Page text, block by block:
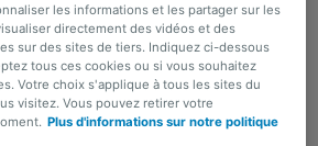
par cette
cotisation spéciale de sécurité
appelée cotisation Wijninckx,​ en
les informations et les partager sur les
directement des vidéos et des
sur des sites de tiers. Indiquez ci-dessous
tous ces cookies ou si vous souhaitez
Votre choix s'applique à tous les sites du
visitez. Vous pouvez retirer votre
Plus d'informations sur notre politique